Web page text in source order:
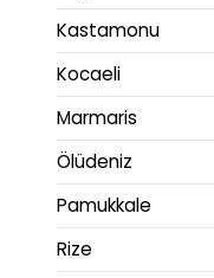
Kastamonu
Kocaeli
Marmaris
Ölüdeniz
Pamukkale
Rize